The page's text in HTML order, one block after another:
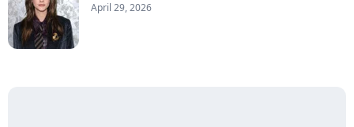
April 29, 2026